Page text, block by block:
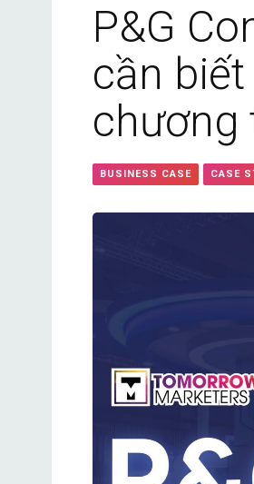
P&G
cần
chương
BUSINESS CASE CASE